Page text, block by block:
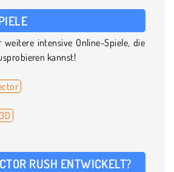
weitere intensive Online-Spiele, die
kannst!
RUSH ENTWICKELT?